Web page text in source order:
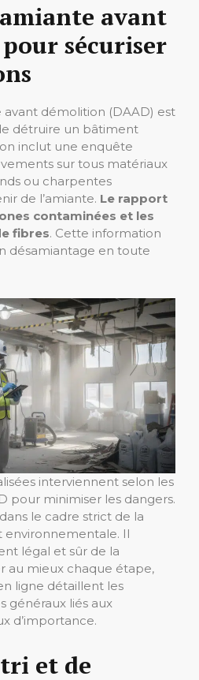
avant
sécuriser
avant démolition (DAAD) est
détruire un bâtiment
inclut une enquête
sur tous matériaux
ou charpentes
de l’amiante. Le rapport
contaminées et les
fibres. Cette information
désamiantage en toute
interviennent selon les
pour minimiser les dangers.
le cadre strict de la
environnementale. Il
légal et sûr de la
au mieux chaque étape,
ligne détaillent les
généraux liés aux
d’importance.
et de